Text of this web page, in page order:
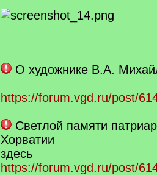
О художнике В.А.
https://forum.vgd.ru/post/
Светлой памяти
Хорватии
здесь
https://forum.vgd.ru/post/